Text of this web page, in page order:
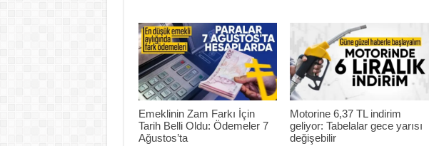
Emeklinin Zam Farkı İçin
Tarih Belli Oldu: Ödemeler 7
Ağustos’ta
Motorine 6,37 TL indirim
geliyor: Tabelalar gece yarısı
değişebilir